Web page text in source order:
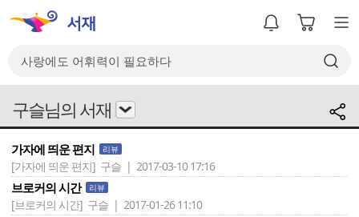
구슬님의 서재
가자에 띄운 편지 리뷰
[가자에 띄운 편지] 구슬 | 2017-03-10 17:16
브로커의 시간 리뷰
[브로커의 시간] 구슬 | 2017-01-26 11:10